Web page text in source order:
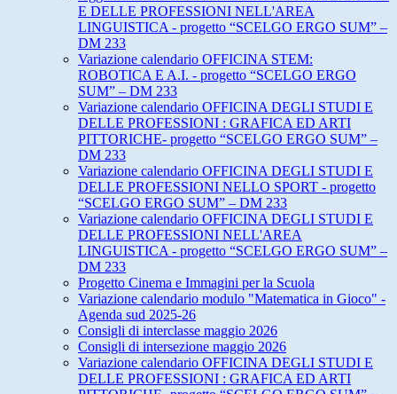
E DELLE PROFESSIONI NELL'AREA
LINGUISTICA - progetto “SCELGO ERGO SUM” –
DM 233
Variazione calendario OFFICINA STEM:
ROBOTICA E A.I. - progetto “SCELGO ERGO
SUM” – DM 233
Variazione calendario OFFICINA DEGLI STUDI E
DELLE PROFESSIONI : GRAFICA ED ARTI
PITTORICHE- progetto “SCELGO ERGO SUM” –
DM 233
Variazione calendario OFFICINA DEGLI STUDI E
DELLE PROFESSIONI NELLO SPORT - progetto
“SCELGO ERGO SUM” – DM 233
Variazione calendario OFFICINA DEGLI STUDI E
DELLE PROFESSIONI NELL'AREA
LINGUISTICA - progetto “SCELGO ERGO SUM” –
DM 233
Progetto Cinema e Immagini per la Scuola
Variazione calendario modulo "Matematica in Gioco" -
Agenda sud 2025-26
Consigli di interclasse maggio 2026
Consigli di intersezione maggio 2026
Variazione calendario OFFICINA DEGLI STUDI E
DELLE PROFESSIONI : GRAFICA ED ARTI